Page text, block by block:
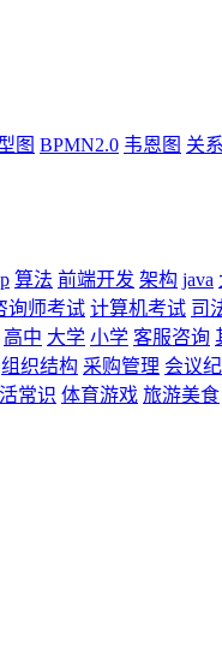
图 BPMN2.0 韦恩图 关
算法 前端开发 架构 java
询师考试 计算机考试 司
高中 大学 小学 客服咨询
组织结构 采购管理 会议
常识 体育游戏 旅游美食